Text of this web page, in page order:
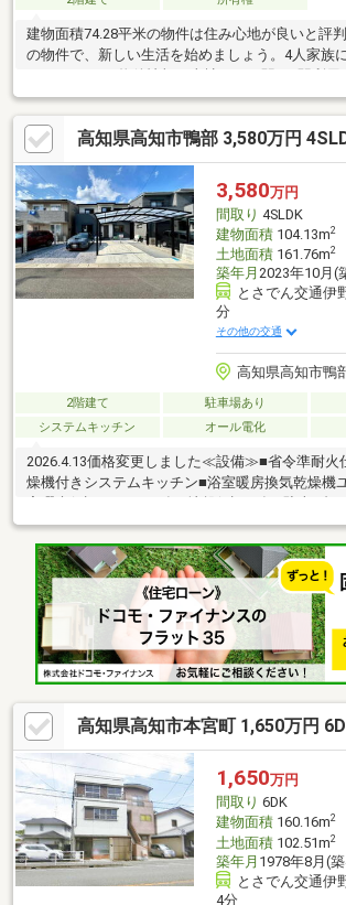
建物面積74.28平米の物件は住み心地が良いと評
の物件で、新しい生活を始めましょう。4人家族
性の高い物件です。設備や周辺環境が整ってい
かがでしょうか。
高知県高知市鴨部 3,580万円
3,580万円
間取り 4SLDK
建物面積104.13m2
土地面積161.76m2
築年月 2023年10月(
とさでん交通伊
分
その他の交通
高知県高知市鴨
2階建て 駐車場あり
システムキッチン
オール電化
2026.4.13価格変更しました≪設備≫■省令準耐火
燥機付きシステムキッチン■浴室暖房換気乾燥機
ンビニ・飲食店近く生活便利≪周辺環境≫■コー
■mac 朝倉店349ｍ■ローソン 高知鴨部店234ｍ■
校556ｍ■高知市立西部中学校885ｍ■TSUTAYA土
古新堂バス停 徒歩4分
高知県高知市本宮町 1,650万円
1,650万円
間取り 6DK
建物面積160.16m2
土地面積102.51m2
築年月 1978年8月(
とさでん交通伊
4分